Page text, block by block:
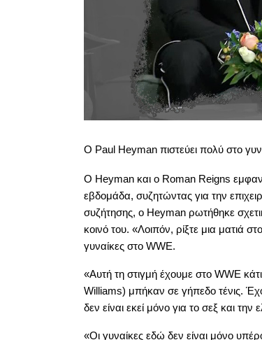
Ο Paul Heyman πιστεύει πολύ στο
Ο Heyman και ο Roman Reigns
εβδομάδα, συζητώντας για την
συζήτησης, ο Heyman ρωτήθηκε
κοινό του. «Λοιπόν, ρίξτε μια ματιά
γυναίκες στο WWE.
«Αυτή τη στιγμή έχουμε στο WWE
Williams) μπήκαν σε γήπεδο τένις.
δεν είναι εκεί μόνο για το σεξ και
«Οι γυναίκες εδώ δεν είναι μόνο